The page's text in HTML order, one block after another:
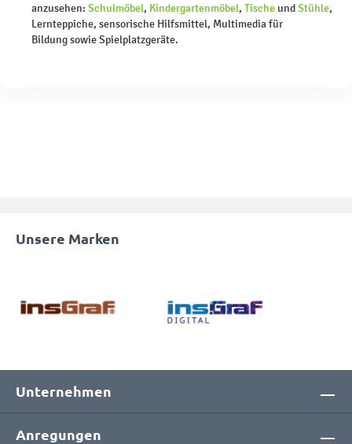
anzusehen: Schulmöbel, Kindergartenmöbel, Tische undStühle,
Lernteppiche, sensorische Hilfsmittel, Multimedia für
Bildung sowie Spielplatzgeräte.
Unsere Marken
Unternehmen
Anregungen